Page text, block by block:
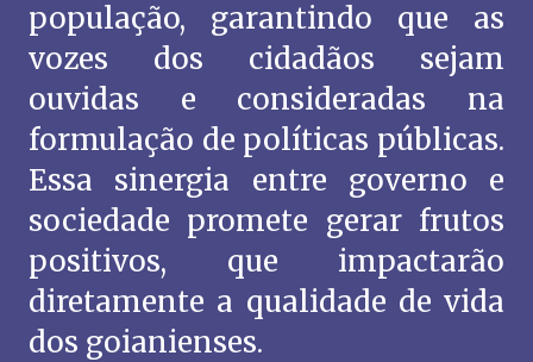
população, garantindo que as
vozes dos cidadãos sejam
ouvidas e consideradas na
formulação de políticas públicas.
Essa sinergia entre governo e
sociedade promete gerar frutos
positivos, que impactarão
diretamente a qualidade de vida
dos goianienses.